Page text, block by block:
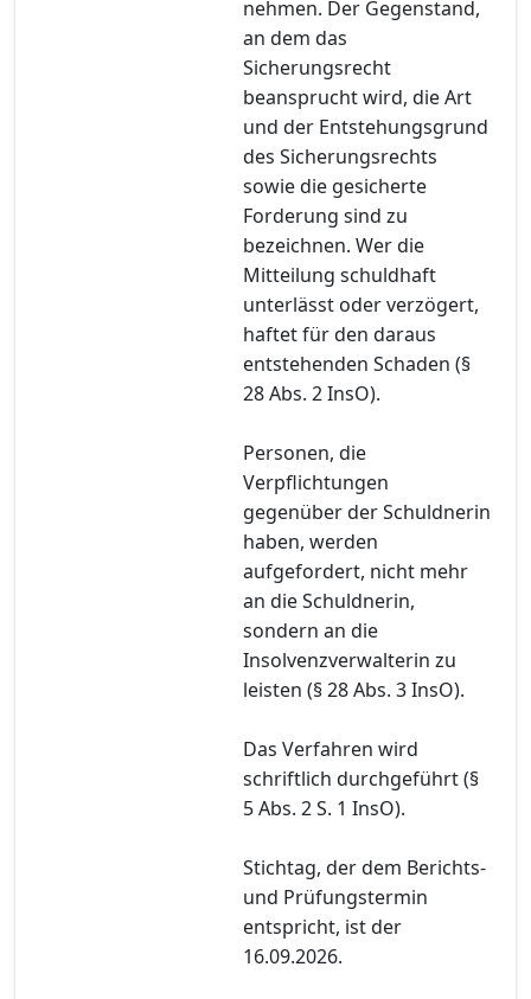
nehmen. Der Gegenstand,
an dem das
Sicherungsrecht
beansprucht wird, die Art
und der Entstehungsgrund
des Sicherungsrechts
sowie die gesicherte
Forderung sind zu
bezeichnen. Wer die
Mitteilung schuldhaft
unterlässt oder verzögert,
haftet für den daraus
entstehenden Schaden (§
28 Abs. 2 InsO).
Personen, die
Verpflichtungen
gegenüber der Schuldnerin
haben, werden
aufgefordert, nicht mehr
an die Schuldnerin,
sondern an die
Insolvenzverwalterin zu
leisten (§ 28 Abs. 3 InsO).
Das Verfahren wird
schriftlich durchgeführt (§
5 Abs. 2 S. 1 InsO).
Stichtag, der dem Berichts-
und Prüfungstermin
entspricht, ist der
16.09.2026.